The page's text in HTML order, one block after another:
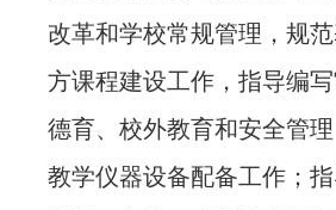
改革和学校常规管理，规
方课程建设工作，指导编
德育、校外教育和安全管
教学仪器设备配备工作；